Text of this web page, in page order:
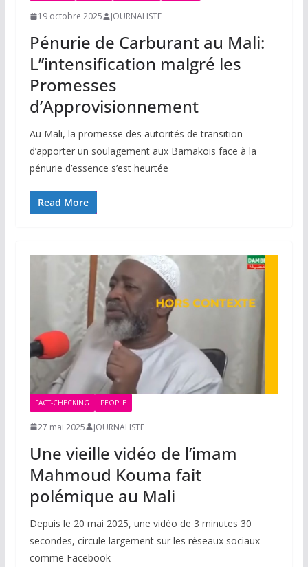
19 octobre 2025 JOURNALISTE
Pénurie de Carburant au Mali:
L’’intensification malgré les
Promesses
d’Approvisionnement
Au Mali, la promesse des autorités de transition
d’apporter un soulagement aux Bamakois face à la
pénurie d’essence s’est heurtée
Read More
FACT-CHECKING PEOPLE
27 mai 2025 JOURNALISTE
Une vieille vidéo de l’imam
Mahmoud Kouma fait
polémique au Mali
Depuis le 20 mai 2025, une vidéo de 3 minutes 30
secondes, circule largement sur les réseaux sociaux
comme Facebook